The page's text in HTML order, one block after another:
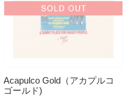
Acapulco Gold（アカプルコ
ゴールド)